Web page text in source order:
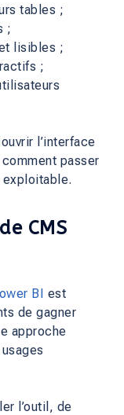
tables ;
;
lisibles ;
;
l’interface
passer
exploitable.
CMS
BI est
de gagner
approche
l’outil, de